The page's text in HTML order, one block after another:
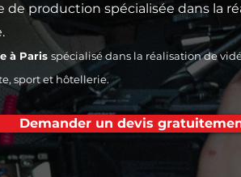
de production spécialisée dans la
à Paris spécialisé dans la réalisation de
sport et hôtellerie.
Demander un devis